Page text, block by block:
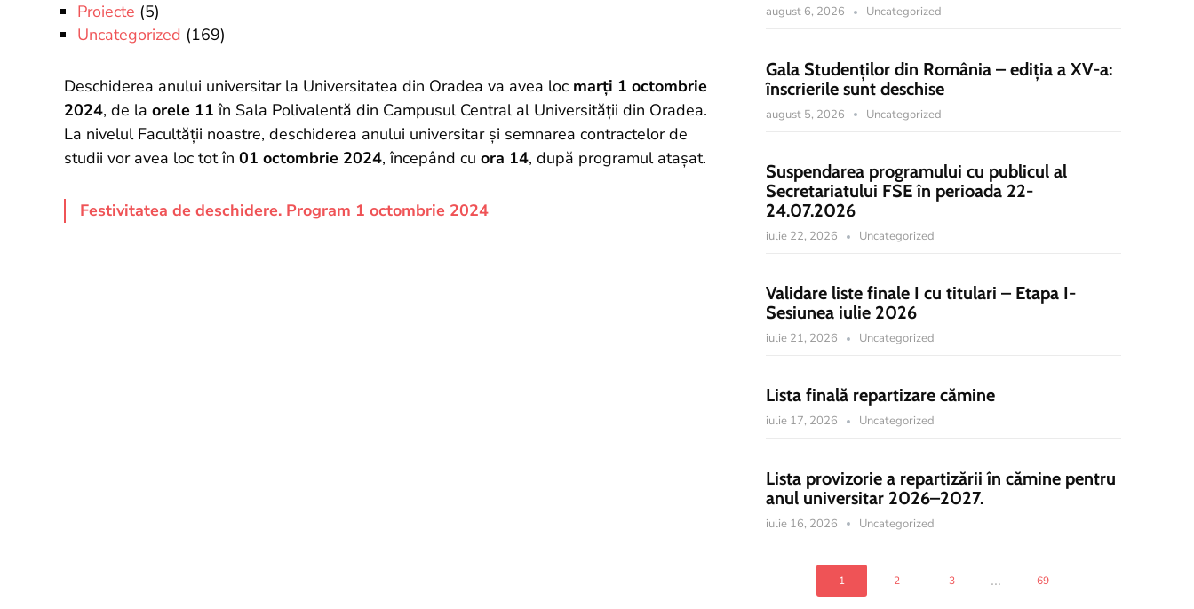
Proiecte (5)
Uncategorized (169)
Deschiderea anului universitar la Universitatea din Oradea va avea loc marți 1 octombrie
2024, de la orele 11 în Sala Polivalentă din Campusul Central al Universității din Oradea.
La nivelul Facultății noastre, deschiderea anului universitar și semnarea contractelor de
studii vor avea loc tot în 01 octombrie 2024, începând cu ora 14, după programul atașat.
Festivitatea de deschidere. Program 1 octombrie 2024
august 6, 2026 Uncategorized
Gala Studenților din România – ediția a XV-a:
înscrierile sunt deschise
august 5, 2026 Uncategorized
Suspendarea programului cu publicul al
Secretariatului FSE în perioada 22-
24.07.2026
iulie 22, 2026 Uncategorized
Validare liste finale I cu titulari – Etapa I-
Sesiunea iulie 2026
iulie 21, 2026 Uncategorized
Lista finală repartizare cămine
iulie 17, 2026 Uncategorized
Lista provizorie a repartizării în cămine pentru
anul universitar 2026–2027.
iulie 16, 2026 Uncategorized
1 2 3 ... 69